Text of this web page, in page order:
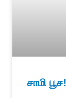
சாமி பூச!